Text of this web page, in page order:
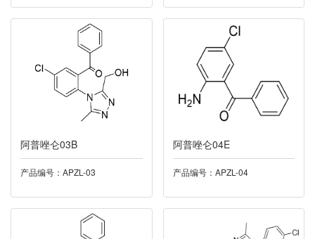
015托匹司他
019奥硝唑
阿普唑仑03B
产品编号：APZL-03
阿普唑仑04E
产品编号：APZL-04